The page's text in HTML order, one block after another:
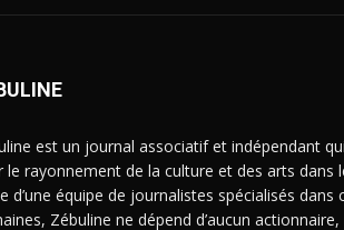
est un journal associatif et indépendant
le rayonnement de la culture et des arts dans
d’une équipe de journalistes spécialisés dans
Zébuline ne dépend d’aucun actionnaire,